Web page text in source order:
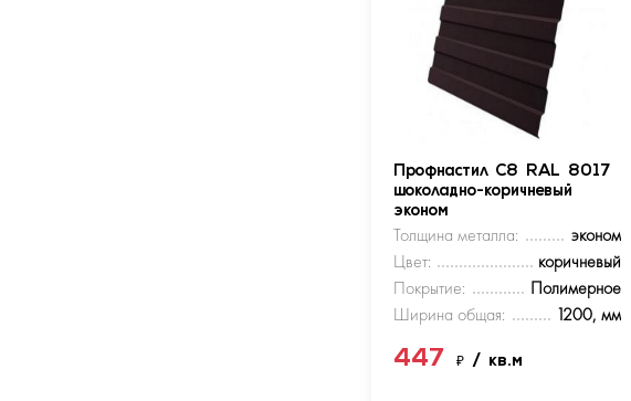
Профнастил С8 RAL 8017
шоколадно-коричневый
эконом
Толщина металла:
эконом
Цвет:
коричневый
Покрытие:
Полимерное
Ширина общая:
1200, мм
447₽/ кв.м